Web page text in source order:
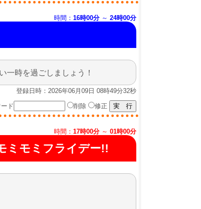
時間： 16時00分～ 24時00分
一時を過ごしましょう！
登録日時：2026年06月09日 08時49分32秒
ド
削除 修正
時間： 17時00分～ 01時00分
ミモミフライデー!!